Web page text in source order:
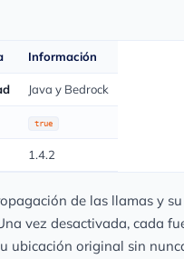
Información
Java y Bedrock
true
1.4.2
de las llamas y
vez desactivada, cada
ubicación original sin